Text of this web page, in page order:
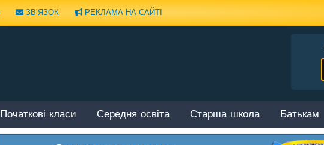
ЗВ’ЯЗОК РЕКЛАМА НА САЙТІ
Початкові класи Середня освіта Старша школа Батькам